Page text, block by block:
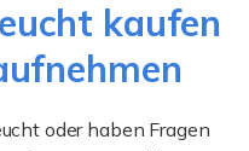
kaufen
oder haben Fragen